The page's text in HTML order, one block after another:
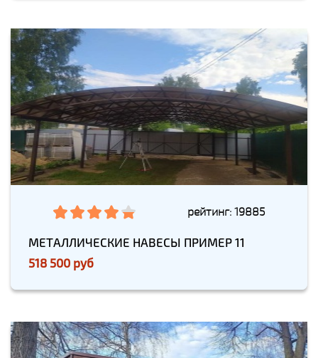
рейтинг: 19885
МЕТАЛЛИЧЕСКИЕ НАВЕСЫ ПРИМЕР 11
518 500 руб